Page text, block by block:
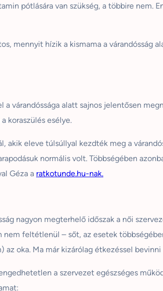
pótlására van szükség, a többire nem.
mennyit hízik a kismama a várandósság
várandóssága alatt sajnos jelentősen
koraszülés esélye.
akik eleve túlsúllyal kezdték meg a
normális volt. Többségében
Géza a ratkotunde.hu-nak.
nagyon megterhelő időszak a női
nem feltétlenül – sőt, az esetek
az oka. Ma már kizárólag étkezéssel
a szervezet egészséges